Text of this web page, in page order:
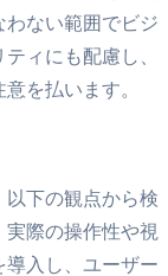
わない範囲でビジ
ィにも配慮し、
を払います。
以下の観点から検
際の操作性や視
入し、ユーザー